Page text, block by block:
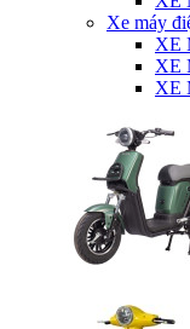
Xe máy
XE
XE
XE